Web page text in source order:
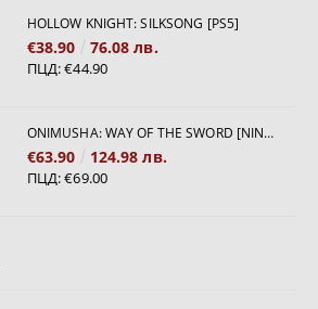
HOLLOW KNIGHT: SILKSONG [PS5]
€38.90 76.08 лв.
ПЦД:€44.90
ONIMUSHA: WAY OF THE SWORD [NINTENDO SWITCH 2]
€63.90 124.98 лв.
ПЦД:€69.00